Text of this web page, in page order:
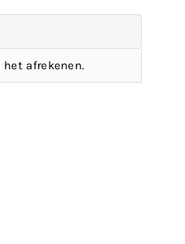
afrekenen.